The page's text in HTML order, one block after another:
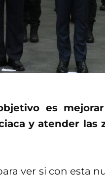
es
y atender las
ver si con esta